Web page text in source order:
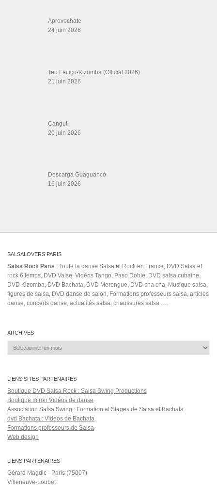
Aprovechate
24 juin 2026
Teu Feitiço-Kizomba (Official 2026)
21 juin 2026
Canguil
20 juin 2026
Descarga Guaguancó
16 juin 2026
SALSALOVERS PARIS
Salsa Rock Paris : Toute la danse Salsa et Rock en France, DVD Salsa et
rock 6 temps, DVD Valse, Vidéos Tango, Paso Doble, DVD salsa cubaine,
DVD Kizomba, DVD Bachata, DVD Merengue, DVD cha cha, Musique salsa,
figures de salsa, DVD danse de salon, Formations professeurs salsa, articles
danse, concerts danse, actualités salsa, chaussures salsa ….
ARCHIVES
Archives
LIENS SITES PARTENAIRES
Boutique DVD Salsa Rock : Salsa Swing Productions
Boutique miroir Vidéos de danse
Association Salsa Swing : Formation et Stages de Salsa et Bachata
dvd Bachata : Vidéos de Bachata
Formations professeurs de Salsa
Web design
LIENS PARTENAIRES
Gérard Magdic - Paris (75007)
Villeneuve-Loubet